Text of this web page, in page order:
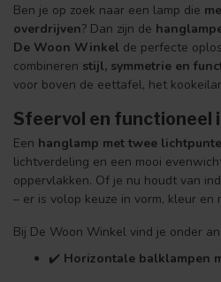
Ben je op zoek naar een lamp die
overdrijven? Dan zijn de
De Woon Winkel de perfecte
combineren stijl, symmetrie en
voor boven de eettafel, het
Sfeervol en functioneel
Een hanglamp met twee
lichtverdeling en een mooi
oppervlakken. Of je nu houdt van
– er is volop keuze in vorm, kleur en
Bij De Woon Winkel vind je onder
✔️ Horizontale balklampen